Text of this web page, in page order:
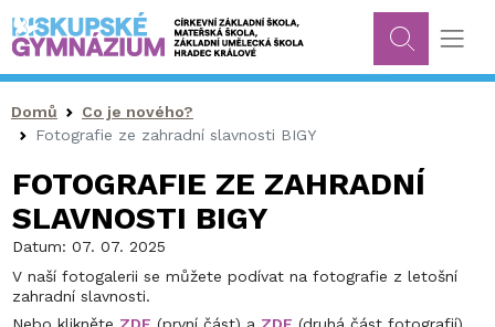
Drobečková navigace
Domů
Co je nového?
Fotografie ze zahradní slavnosti BIGY
FOTOGRAFIE ZE ZAHRADNÍ
SLAVNOSTI BIGY
Datum: 07. 07. 2025
V naší fotogalerii se můžete podívat na fotografie z letošní
zahradní slavnosti.
Nebo klikněte ZDE (první část) a ZDE (druhá část fotografií)